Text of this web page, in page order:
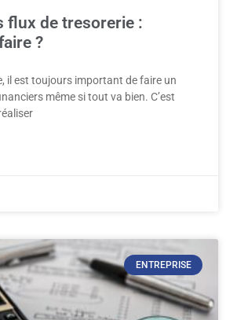
flux de tresorerie :
?
il est toujours important de faire un
même si tout va bien. C’est
ENTREPRISE